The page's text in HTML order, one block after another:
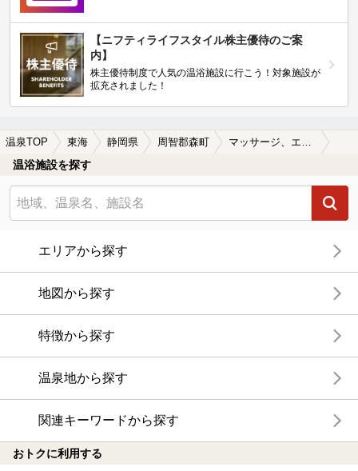
【ニフティライフスタイル株主優待のご案
内】
株主優待制度で人気の温浴施設に行こう！対象施設が
拡充されました！
温泉TOP 東海 静岡県 周智郡森町 マッサージ、エステがある周智郡森町の温泉、日帰り温泉、スーパー銭湯おすすめ
温浴施設を探す
エリアから探す
地図から探す
特徴から探す
温泉地から探す
関連キーワードから探す
おトクに利用する